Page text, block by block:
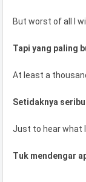
But worst of all I
Tapi yang paling
At least a
Setidaknya
Just to hear what
Tuk mendengar